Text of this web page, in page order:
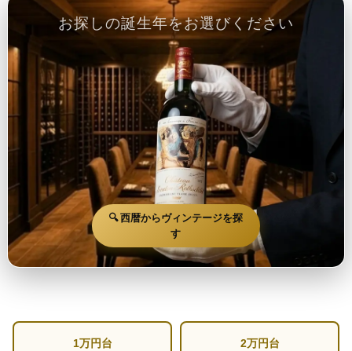
お探しの誕生年をお選びください
🔍 西暦からヴィンテージを探
す
1万円台 2万円台